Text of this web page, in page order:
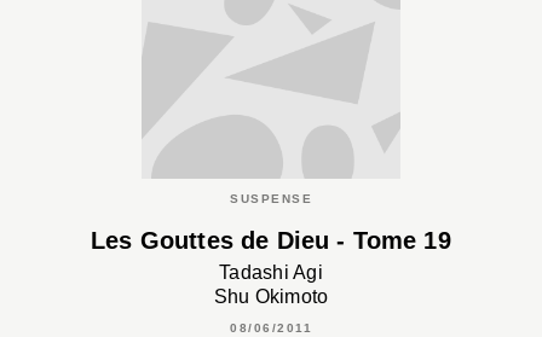
SUSPENSE
Les Gouttes de Dieu - Tome 19
Tadashi Agi
Shu Okimoto
08/06/2011